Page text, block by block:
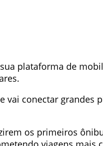
plataforma de
vai conectar grandes
os primeiros